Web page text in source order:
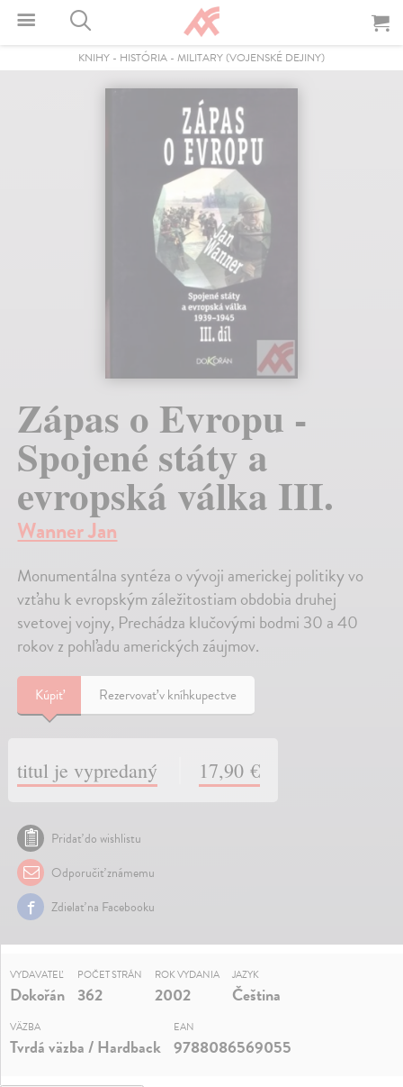
KNIHY - HISTÓRIA - MILITARY (VOJENSKÉ DEJINY)
Zápas o Evropu -
Spojené státy a
evropská válka III.
Wanner Jan
Monumentálna syntéza o vývoji americkej politiky vo
vzťahu k evropským záležitostiam obdobia druhej
svetovej vojny, Prechádza klučovými bodmi 30 a 40
rokov z pohľadu amerických záujmov.
Kúpiť Rezervovať v kníhkupectve
titul je vypredaný 17,90 €
Pridať do wishlistu
Odporučiť známemu
Zdielať na Facebooku
VYDAVATEĽ
Dokořán
POČET STRÁN
362
ROK VYDANIA
2002
JAZYK
Čeština
VÄZBA
Tvrdá väzba / Hardback
EAN
9788086569055